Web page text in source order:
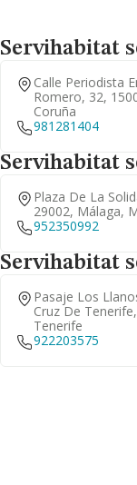
Servihabitat
Calle Periodista
Romero, 32,
Coruña
981281404
Servihabitat
Plaza De La
29002, Málaga,
952350992
Servihabitat
Pasaje Los
Cruz De
Tenerife
922203575